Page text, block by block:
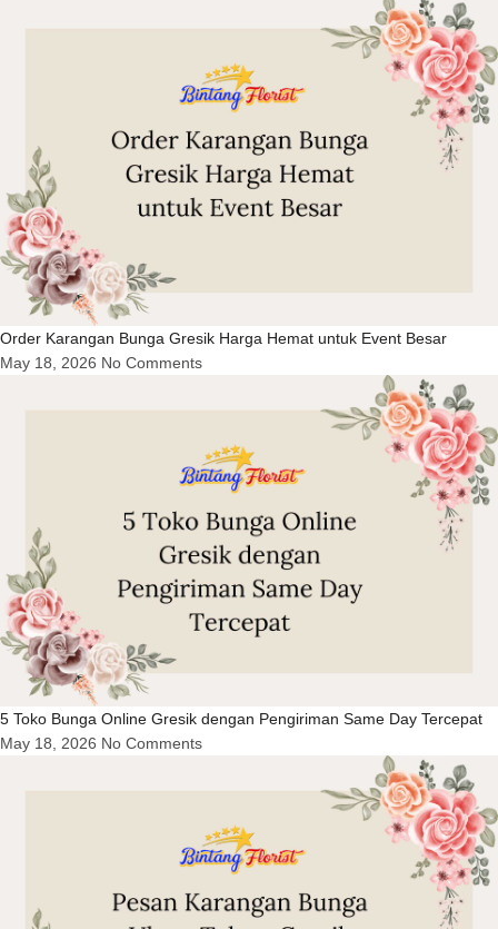
Order Karangan Bunga Gresik Harga Hemat untuk Event Besar
May 18, 2026 No Comments
5 Toko Bunga Online Gresik dengan Pengiriman Same Day Tercepat
May 18, 2026 No Comments